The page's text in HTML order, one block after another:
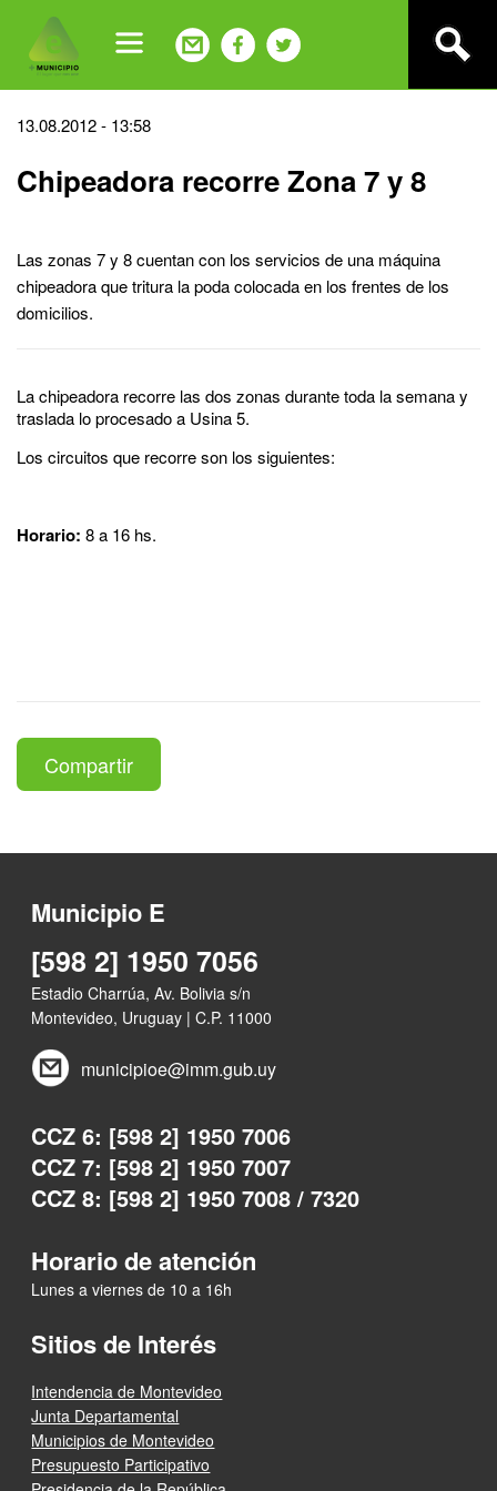
navigation
Back
top
13.08.2012 - 13:58
Chipeadora recorre Zona 7 y 8
Las zonas 7 y 8 cuentan con los servicios de una máquina
chipeadora que tritura la poda colocada en los frentes de los
domicilios.
La chipeadora recorre las dos zonas durante toda la semana y
traslada lo procesado a Usina 5.
Los circuitos que recorre son los siguientes:
Horario: 8 a 16 hs.
Compartir
Municipio E
[598 2] 1950 7056
Estadio Charrúa, Av. Bolivia s/n
Montevideo, Uruguay | C.P. 11000
municipioe@imm.gub.uy
CCZ 6: [598 2] 1950 7006
CCZ 7: [598 2] 1950 7007
CCZ 8: [598 2] 1950 7008 / 7320
Horario de atención
Lunes a viernes de 10 a 16h
Sitios de Interés
Intendencia de Montevideo
Junta Departamental
Municipios de Montevideo
Presupuesto Participativo